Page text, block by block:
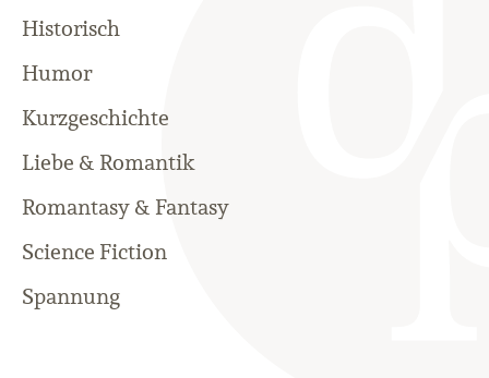
Historisch
Humor
Kurzgeschichte
Liebe & Romantik
Romantasy & Fantasy
Science Fiction
Spannung